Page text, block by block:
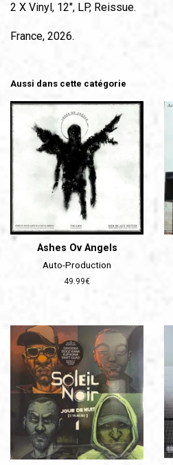
2 X Vinyl, 12", LP, Reissue.
France, 2026.
Aussi dans cette catégorie
Ashes Ov Angels
Auto-Production
Prix
49.99€